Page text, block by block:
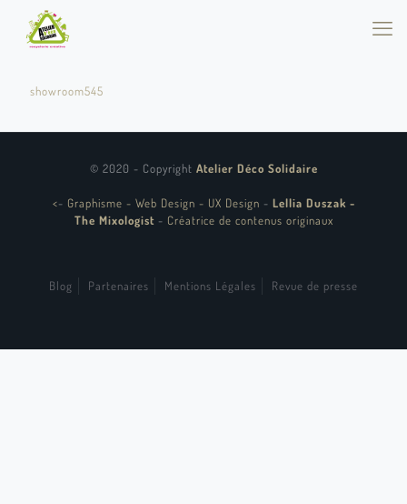
showroom545
© 2020 - Copyright Atelier Déco Solidaire
<- Graphisme - Web Design - UX Design - Lellia Duszak -
The Mixologist - Créatrice de contenus originaux
Blog Partenaires Mentions Légales Revue de presse